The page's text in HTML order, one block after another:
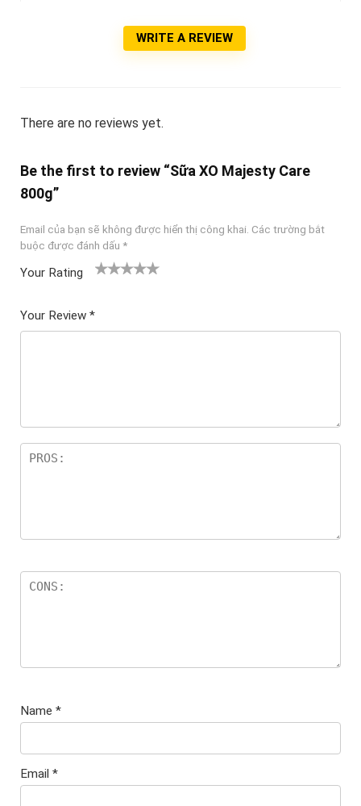
WRITE A REVIEW
There are no reviews yet.
Be the first to review “Sữa XO Majesty Care
800g”
Email của bạn sẽ không được hiển thị công khai. Các trường bắt
buộc được đánh dấu *
Your Rating
ê
5
Your Review *
Name *
Email *